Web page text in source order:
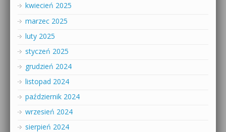
kwiecień 2025
marzec 2025
luty 2025
styczeń 2025
grudzień 2024
listopad 2024
październik 2024
wrzesień 2024
sierpień 2024